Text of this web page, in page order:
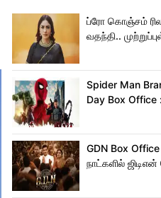
ப்ரோ கொஞ்சம்
வதந்தி..
Spider Man
Day Box Office
டே!
GDN Box
நாட்களில்